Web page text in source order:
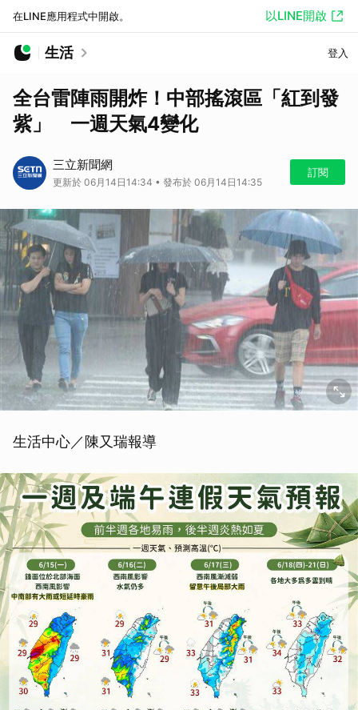
在LINE應用程式中開啟。 以LINE開啟
生活 登入
全台雷陣雨開炸！中部搖滾區「紅到發
紫」 一週天氣4變化
三立新聞網
更新於 06月14日14:34 • 發布於 06月14日14:35
訂閱
生活中心／陳又瑞報導